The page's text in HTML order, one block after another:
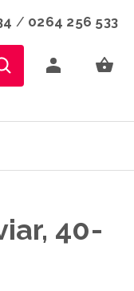
/ 0264 256 533
40-